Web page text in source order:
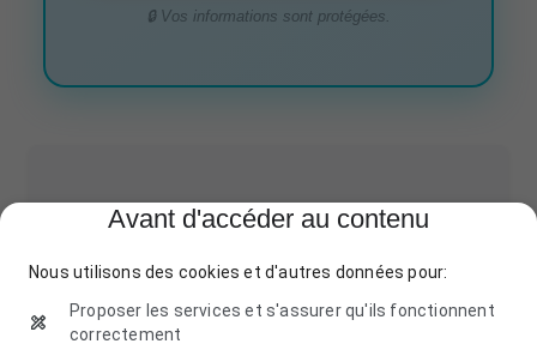
🔒 Vos informations sont protégées.
456 Avenue des Platanes, 13770 Venelles
Avant d'accéder au contenu
Nous utilisons des cookies et d'autres données pour:
Proposer les services et s'assurer qu'ils fonctionnent
correctement